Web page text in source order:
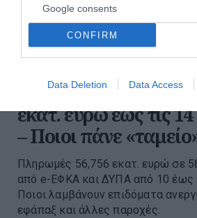
Google consents
CONFIRM
Data Deletion Data Access
e-ΕΦΚΑ – ΔΥΠΑ:
εκατ. ευρώ έως τις
– Ποιοι πάνε
Πληρωμές 56,756 εκατ. ευρώ σε
από e-ΕΦΚΑ και ΔΥΠΑ από 10 έως
Ποιοι λαμβάνουν επιδόματα
εφάπαξ και άλλες παροχές.